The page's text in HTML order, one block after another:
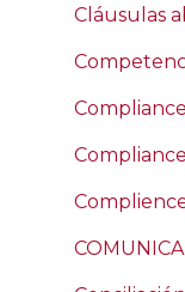
Cláusulas
Compliance